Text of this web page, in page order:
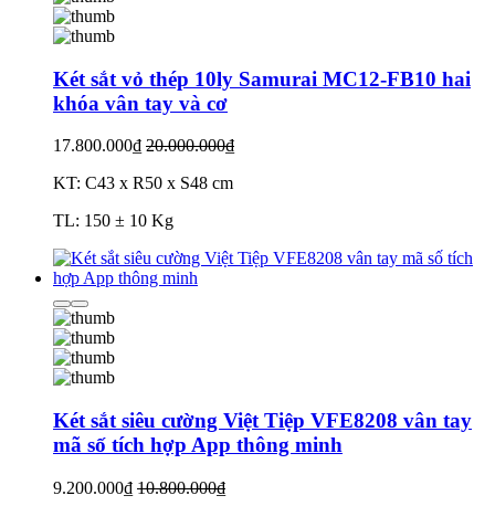
Két sắt vỏ thép 10ly Samurai MC12-FB10 hai
khóa vân tay và cơ
17.800.000₫ 20.000.000₫
KT: C43 x R50 x S48 cm
TL: 150 ± 10 Kg
Két sắt siêu cường Việt Tiệp VFE8208 vân tay
mã số tích hợp App thông minh
9.200.000₫ 10.800.000₫